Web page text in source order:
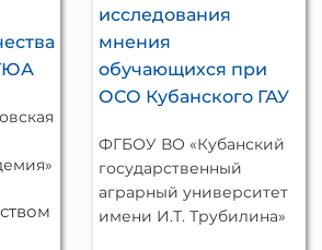
исследования
мнения
обучающихся при
ОСО Кубанского ГАУ
ФГБОУ ВО «Кубанский
государственный
аграрный университет
имени И.Т. Трубилина»